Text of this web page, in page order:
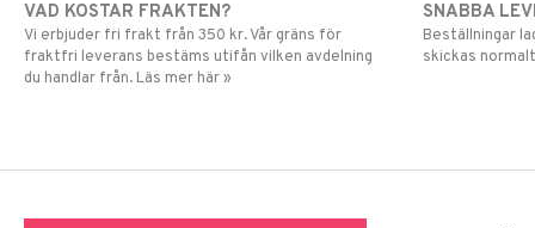
VAD KOSTAR FRAKTEN?
Vi erbjuder fri frakt från 350 kr. Vår gräns för
fraktfri leverans bestäms utifån vilken avdelning
du handlar från. Läs mer här »
SNABBA
Beställningar
skickas